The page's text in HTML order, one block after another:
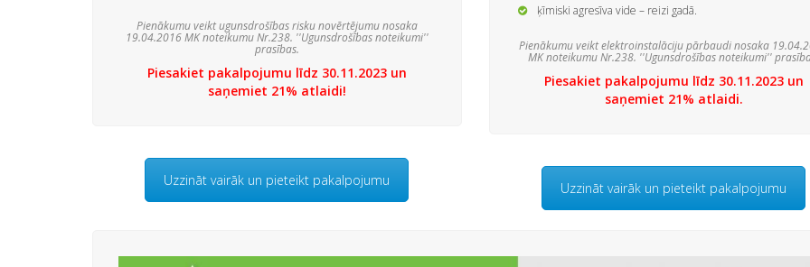
Pienākumu veikt ugunsdrošības risku novērtējumu nosaka
19.04.2016 MK noteikumu Nr.238. ''Ugunsdrošības noteikumi''
prasības.
Piesakiet pakalpojumu līdz 30.11.2023 un
saņemiet 21% atlaidi!
Uzzināt vairāk un pieteikt pakalpojumu
ķīmiski agresīva vide – reizi gadā.
Pienākumu veikt elektroinstalāciju pārbaudi nosaka
MK noteikumu Nr.238. ''Ugunsdrošības noteikumi''
Piesakiet pakalpojumu līdz 30.11.2023 un
saņemiet 21% atlaidi.
Uzzināt vairāk un pieteikt pakalpojumu